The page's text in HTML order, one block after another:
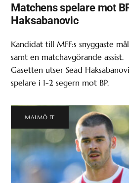
Matchens spelare mot
Haksabanovic
Kandidat till MFF:s snyggaste
samt en matchavgörande assist.
Gasetten utser Sead
spelare i 1-2 segern mot BP.
MALMÖ FF